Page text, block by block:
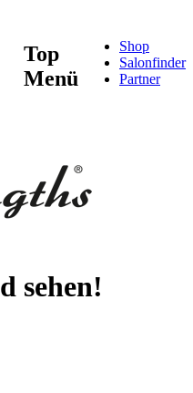
Top
Menü
Shop
Salonfinder
Partner
sehen!